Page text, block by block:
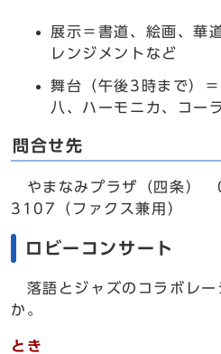
展示＝書道、絵画、華
レンジメントなど
舞台（午後3時まで）
八、ハーモニカ、コー
問合せ先
やまなみプラザ（四条）
3107（ファクス兼用）
ロビーコンサート
落語とジャズのコラボレー
か。
とき